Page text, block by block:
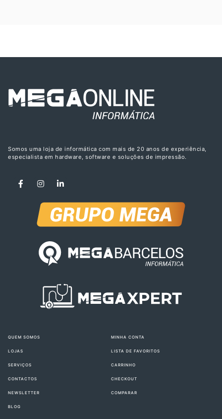
Somos uma loja de informática com mais de 20 anos de experiência,
especialista em hardware, software e soluções de impressão.
QUEM SOMOS
LOJAS
SERVIÇOS
CONTACTOS
NEWSLETTER
BLOG
MINHA CONTA
LISTA DE FAVORITOS
CARRINHO
CHECKOUT
COMPARAR